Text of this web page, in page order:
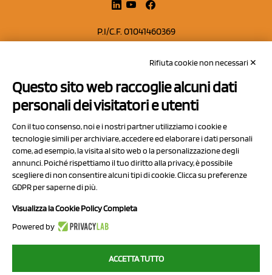
P.I/C.F. 01041460369
Capitale sociale Euro 50.000,00 i.v.
Contatti
Privacy Policy
Cookie Policy
Chi Siamo
2023 NCX Drahorad srl - All rights reserved
myfruit.it è parte del network diNCX DRAHORAD
Rifiuta cookie non necessari ✕
Questo sito web raccoglie alcuni dati
personali dei visitatori e utenti
Con il tuo consenso, noi e i nostri partner utilizziamo i cookie e
tecnologie simili per archiviare, accedere ed elaborare i dati personali
come, ad esempio, la visita al sito web o la personalizzazione degli
annunci. Poiché rispettiamo il tuo diritto alla privacy, è possibile
scegliere di non consentire alcuni tipi di cookie. Clicca su preferenze
GDPR per saperne di più.
Visualizza la Cookie Policy Completa
Powered by
ACCETTA TUTTO